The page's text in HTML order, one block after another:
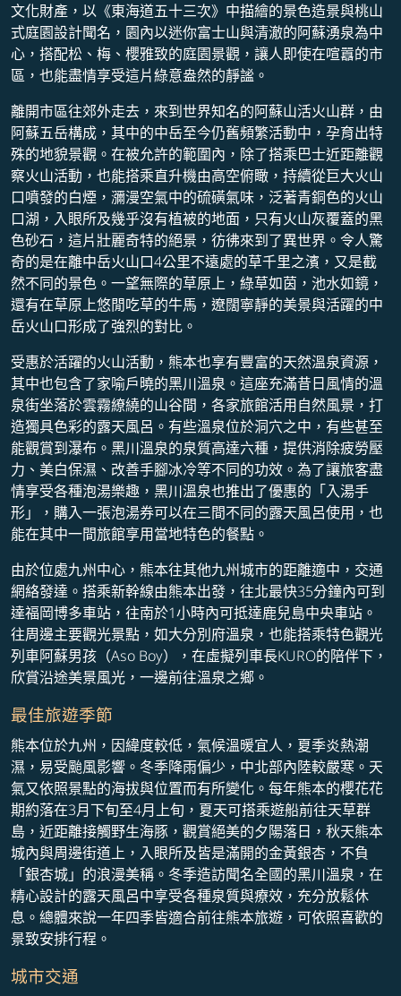
文化財產，以《東海道五十三次》中描繪的景色造景與桃山
式庭園設計聞名，園內以迷你富士山與清澈的阿蘇湧泉為中
心，搭配松、梅、櫻雅致的庭園景觀，讓人即使在喧囂的市
區，也能盡情享受這片綠意盎然的靜謐。
離開市區往郊外走去，來到世界知名的阿蘇山活火山群，由
阿蘇五岳構成，其中的中岳至今仍舊頻繁活動中，孕育出特
殊的地貌景觀。在被允許的範圍內，除了搭乘巴士近距離觀
察火山活動，也能搭乘直升機由高空俯瞰，持續從巨大火山
口噴發的白煙，瀰漫空氣中的硫磺氣味，泛著青銅色的火山
口湖，入眼所及幾乎沒有植被的地面，只有火山灰覆蓋的黑
色砂石，這片壯麗奇特的絕景，彷彿來到了異世界。令人驚
奇的是在離中岳火山口4公里不遠處的草千里之濱，又是截
然不同的景色。一望無際的草原上，綠草如茵，池水如鏡，
還有在草原上悠閒吃草的牛馬，遼闊寧靜的美景與活躍的中
岳火山口形成了強烈的對比。
受惠於活躍的火山活動，熊本也享有豐富的天然溫泉資源，
其中也包含了家喻戶曉的黑川溫泉。這座充滿昔日風情的溫
泉街坐落於雲霧繚繞的山谷間，各家旅館活用自然風景，打
造獨具色彩的露天風呂。有些溫泉位於洞穴之中，有些甚至
能觀賞到瀑布。黑川溫泉的泉質高達六種，提供消除疲勞壓
力、美白保濕、改善手腳冰冷等不同的功效。為了讓旅客盡
情享受各種泡湯樂趣，黑川溫泉也推出了優惠的「入湯手
形」，購入一張泡湯券可以在三間不同的露天風呂使用，也
能在其中一間旅館享用當地特色的餐點。
由於位處九州中心，熊本往其他九州城市的距離適中，交通
網絡發達。搭乘新幹線由熊本出發，往北最快35分鐘內可到
達福岡博多車站，往南於1小時內可抵達鹿兒島中央車站。
往周邊主要觀光景點，如大分別府溫泉，也能搭乘特色觀光
列車阿蘇男孩（Aso Boy），在虛擬列車長KURO的陪伴下，
欣賞沿途美景風光，一邊前往溫泉之鄉。
最佳旅遊季節
熊本位於九州，因緯度較低，氣候溫暖宜人，夏季炎熱潮
濕，易受颱風影響。冬季降雨偏少，中北部內陸較嚴寒。天
氣又依照景點的海拔與位置而有所變化。每年熊本的櫻花花
期約落在3月下旬至4月上旬，夏天可搭乘遊船前往天草群
島，近距離接觸野生海豚，觀賞絕美的夕陽落日，秋天熊本
城內與周邊街道上，入眼所及皆是滿開的金黃銀杏，不負
「銀杏城」的浪漫美稱。冬季造訪聞名全國的黑川溫泉，在
精心設計的露天風呂中享受各種泉質與療效，充分放鬆休
息。總體來說一年四季皆適合前往熊本旅遊，可依照喜歡的
景致安排行程。
城市交通